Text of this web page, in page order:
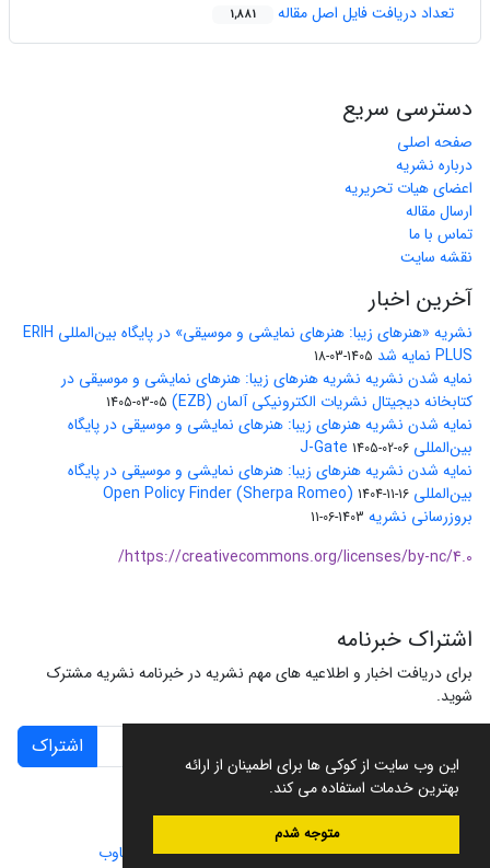
این وب سایت از کوکی ها برای اطمینان از ارائه
بهترین خدمات استفاده می کند.
متوجه شدم
تعداد دریافت فایل اصل مقاله 1,881
دسترسی سریع
صفحه اصلی
درباره نشریه
اعضای هیات تحریریه
ارسال مقاله
تماس با ما
نقشه سایت
آخرین اخبار
نشریه «هنرهای زیبا: هنرهای نمایشی و موسیقی» در پایگاه بین‌المللی ERIH
PLUS نمایه شد
1405-03-18
نمایه شدن نشریه نشریه هنرهای زیبا: هنرهای نمایشی و موسیقی در
کتابخانه دیجیتال نشریات الکترونیکی آلمان (EZB)
1405-03-05
نمایه شدن نشریه هنرهای زیبا: هنرهای نمایشی و موسیقی در پایگاه
بین‌المللی J-Gate 1405-02-06
نمایه شدن نشریه هنرهای زیبا: هنرهای نمایشی و موسیقی در پایگاه
بین‌المللی Open Policy Finder (Sherpa Romeo) 1404-11-16
بروزرسانی نشریه 1403-06-11
https://creativecommons.org/licenses/by-nc/4.0/
اشتراک خبرنامه
برای دریافت اخبار و اطلاعیه های مهم نشریه در خبرنامه نشریه مشترک
شوید.
اشتراک
سامانه مدیریت نشریات علمی.طراحی و پیاده سازی از سیناوب